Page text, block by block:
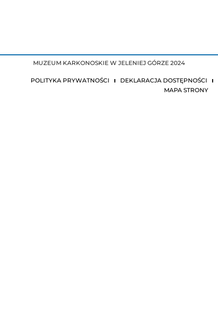
MUZEUM KARKONOSKIE W JELENIEJ GÓRZE 2024
POLITYKA PRYWATNOŚCI
DEKLARACJA DOSTĘPNOŚCI
MAPA STRONY